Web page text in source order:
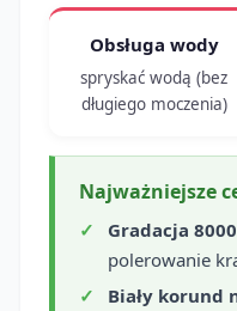
Obsługa wody
spryskać wodą (bez
długiego moczenia)
Najważniejsze
Gradacja 8000
polerowanie
Biały korund